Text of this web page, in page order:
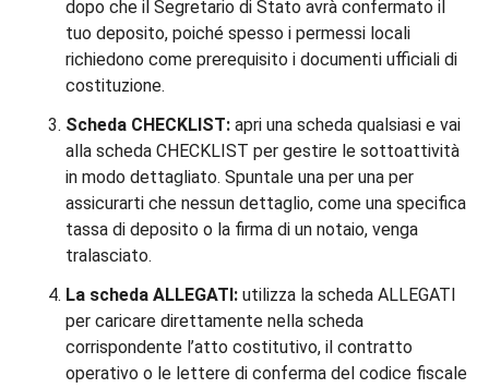
dopo che il Segretario di Stato avrà confermato il
tuo deposito, poiché spesso i permessi locali
richiedono come prerequisito i documenti ufficiali di
costituzione.
Scheda CHECKLIST: apri una scheda qualsiasi e vai
alla scheda CHECKLIST per gestire le sottoattività
in modo dettagliato. Spuntale una per una per
assicurarti che nessun dettaglio, come una specifica
tassa di deposito o la firma di un notaio, venga
tralasciato.
La scheda ALLEGATI: utilizza la scheda ALLEGATI
per caricare direttamente nella scheda
corrispondente l’atto costitutivo, il contratto
operativo o le lettere di conferma del codice fiscale